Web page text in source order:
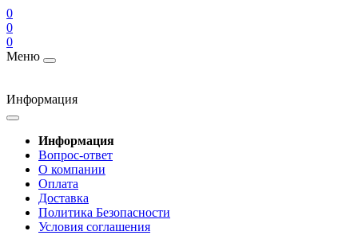
0
0
0
Меню
Информация
Информация
Вопрос-ответ
О компании
Оплата
Доставка
Политика Безопасности
Условия соглашения